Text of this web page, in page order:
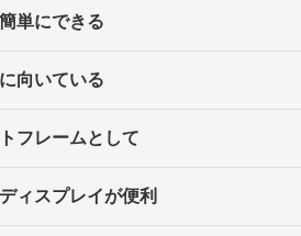
単にできる
向いている
フレームとして
ィスプレイが便利